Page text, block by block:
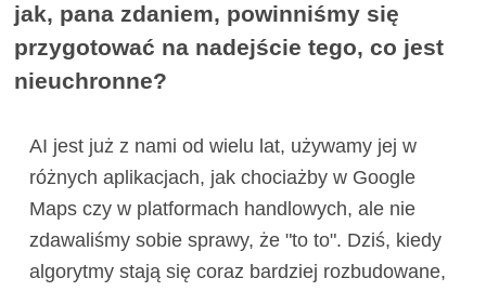
jak, pana zdaniem, powinniśmy się
przygotować na nadejście tego, co jest
nieuchronne?
AI jest już z nami od wielu lat, używamy jej w
różnych aplikacjach, jak chociażby w Google
Maps czy w platformach handlowych, ale nie
zdawaliśmy sobie sprawy, że "to to". Dziś, kiedy
algorytmy stają się coraz bardziej rozbudowane,